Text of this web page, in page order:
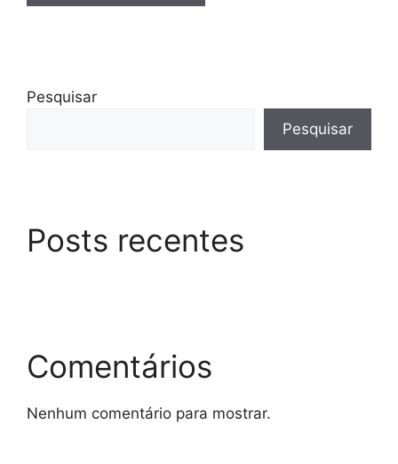
Pesquisar
Pesquisar
Posts recentes
Comentários
Nenhum comentário para mostrar.